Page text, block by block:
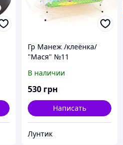
Гр Манеж /клеёнка/
"Мася" №11
овальный, мягкое дно,
крупная сетка
В наличии
530 грн
Написать
Лунтик